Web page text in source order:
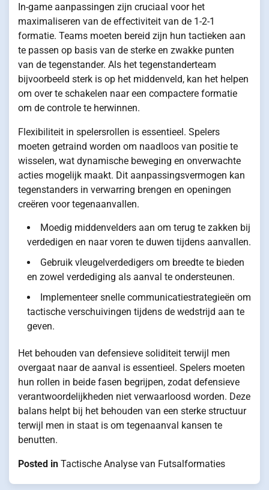
In-game aanpassingen zijn cruciaal voor het
maximaliseren van de effectiviteit van de 1-2-1
formatie. Teams moeten bereid zijn hun tactieken aan
te passen op basis van de sterke en zwakke punten
van de tegenstander. Als het tegenstanderteam
bijvoorbeeld sterk is op het middenveld, kan het helpen
om over te schakelen naar een compactere formatie
om de controle te herwinnen.
Flexibiliteit in spelersrollen is essentieel. Spelers
moeten getraind worden om naadloos van positie te
wisselen, wat dynamische beweging en onverwachte
acties mogelijk maakt. Dit aanpassingsvermogen kan
tegenstanders in verwarring brengen en openingen
creëren voor tegenaanvallen.
Moedig middenvelders aan om terug te zakken bij
verdedigen en naar voren te duwen tijdens aanvallen.
Gebruik vleugelverdedigers om breedte te bieden
en zowel verdediging als aanval te ondersteunen.
Implementeer snelle communicatiestrategieën om
tactische verschuivingen tijdens de wedstrijd aan te
geven.
Het behouden van defensieve soliditeit terwijl men
overgaat naar de aanval is essentieel. Spelers moeten
hun rollen in beide fasen begrijpen, zodat defensieve
verantwoordelijkheden niet verwaarloosd worden. Deze
balans helpt bij het behouden van een sterke structuur
terwijl men in staat is om tegenaanval kansen te
benutten.
Posted in Tactische Analyse van Futsalformaties